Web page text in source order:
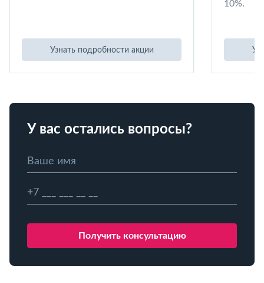
Узнать подробности акции
10%.
У вас остались вопросы?